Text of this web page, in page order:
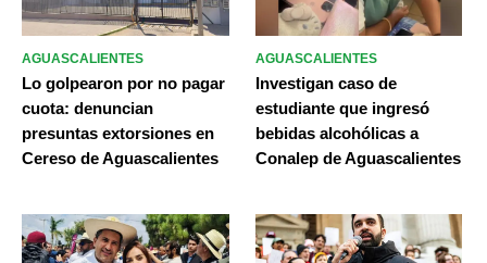
AGUASCALIENTES
Lo golpearon por no pagar
cuota: denuncian
presuntas extorsiones en
Cereso de Aguascalientes
AGUASCALIENTES
Investigan caso de
estudiante que ingresó
bebidas alcohólicas a
Conalep de Aguascalientes